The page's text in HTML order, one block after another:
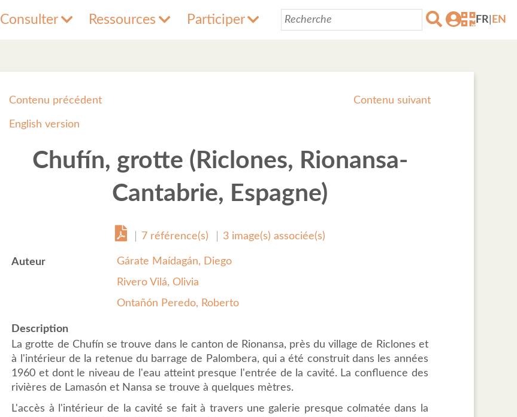
Consulter Ressources Participer FR EN
Contenu précédent Contenu suivant
English version
Chufín, grotte (Riclones, Rionansa-
Cantabrie, Espagne)
7 référence(s) 3 image(s) associée(s)
Auteur
Gárate Maídagán, Diego
Rivero Vilá, Olivia
Ontañón Peredo, Roberto
Description
La grotte de Chufín se trouve dans le canton de Rionansa, près du village de Riclones et
à l'intérieur de la retenue du barrage de Palombera, qui a été construit dans les années
1960 et dont le niveau de l'eau atteint presque l'entrée de la cavité. La confluence des
rivières de Lamasón et Nansa se trouve à quelques mètres.
L'accès à l'intérieur de la cavité se fait à travers une galerie presque colmatée dans la